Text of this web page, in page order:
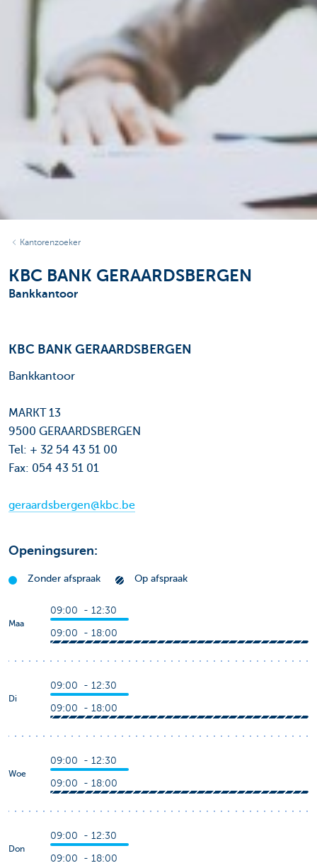
Kantorenzoeker
KBC BANK GERAARDSBERGEN
Bankkantoor
KBC BANK GERAARDSBERGEN
Bankkantoor
MARKT 13
9500 GERAARDSBERGEN
Tel: + 32 54 43 51 00
Fax: 054 43 51 01
geraardsbergen@kbc.be
Openingsuren:
Zonder afspraak Op afspraak
Maa
09:00 - 12:30
09:00 - 18:00
Di
09:00 - 12:30
09:00 - 18:00
Woe
09:00 - 12:30
09:00 - 18:00
Don
09:00 - 12:30
09:00 - 18:00